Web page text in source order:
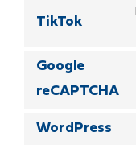
TikTok
Google
reCAPTCHA
WordPress